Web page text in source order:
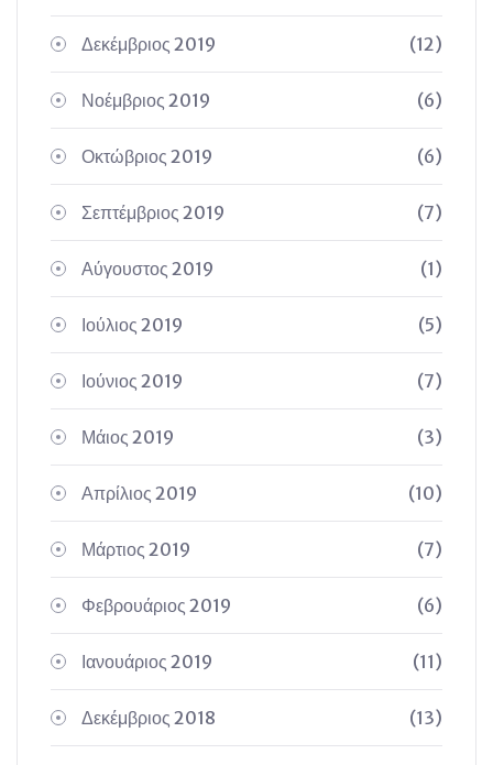
Δεκέμβριος 2019 (12)
Νοέμβριος 2019 (6)
Οκτώβριος 2019 (6)
Σεπτέμβριος 2019 (7)
Αύγουστος 2019 (1)
Ιούλιος 2019 (5)
Ιούνιος 2019 (7)
Μάιος 2019 (3)
Απρίλιος 2019 (10)
Μάρτιος 2019 (7)
Φεβρουάριος 2019 (6)
Ιανουάριος 2019 (11)
Δεκέμβριος 2018 (13)